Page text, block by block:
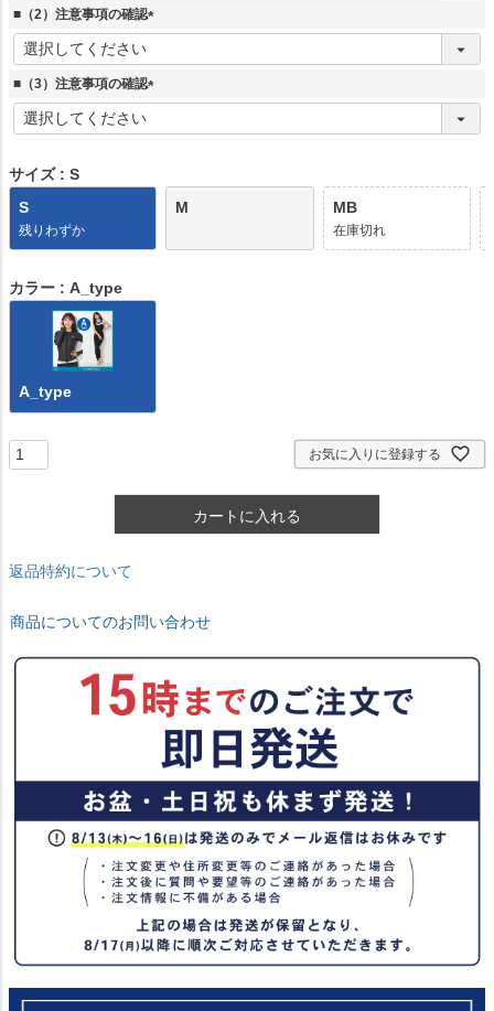
須
■（2）注意事項の確認
(
須
■（3）注意事項の確認
(
サイズ
S
S
残りわずか
M MB
在庫切れ
カラー A_type
A_type
お気に入りに登録する
カートに入れる
返品特約について
商品についてのお問い合わせ